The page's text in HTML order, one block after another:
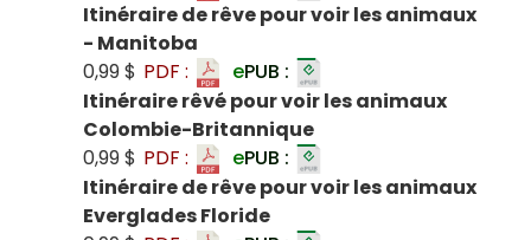
Itinéraire de rêve pour voir les animaux
- Manitoba
0,99 $ PDF : ePUB :
Itinéraire rêvé pour voir les animaux
Colombie-Britannique
0,99 $ PDF : ePUB :
Itinéraire de rêve pour voir les animaux
Everglades Floride